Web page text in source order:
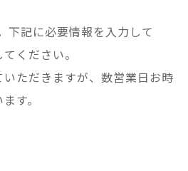
下記に必要情報を入力して
ください。
ただきますが、数営業日お時
す。